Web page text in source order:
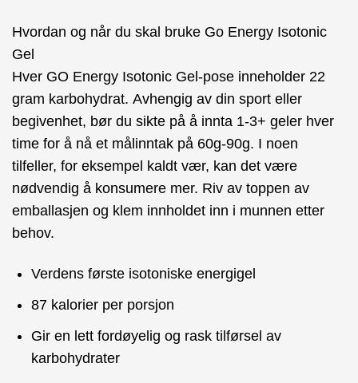
Hvordan og når du skal bruke Go Energy Isotonic
Gel
Hver GO Energy Isotonic Gel-pose inneholder 22
gram karbohydrat. Avhengig av din sport eller
begivenhet, bør du sikte på å innta 1-3+ geler hver
time for å nå et målinntak på 60g-90g. I noen
tilfeller, for eksempel kaldt vær, kan det være
nødvendig å konsumere mer. Riv av toppen av
emballasjen og klem innholdet inn i munnen etter
behov.
Verdens første isotoniske energigel
87 kalorier per porsjon
Gir en lett fordøyelig og rask tilførsel av
karbohydrater